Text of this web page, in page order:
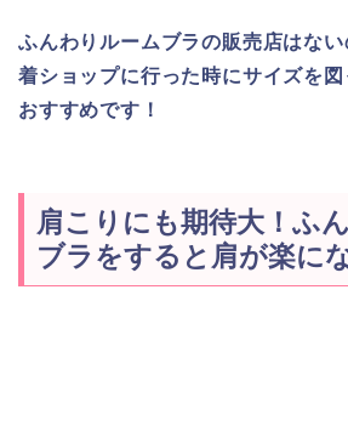
ふんわりルームブラの販売店はな
着ショップに行った時にサイズを
おすすめです！
肩こりにも期待大！ふ
ブラをすると肩が楽に